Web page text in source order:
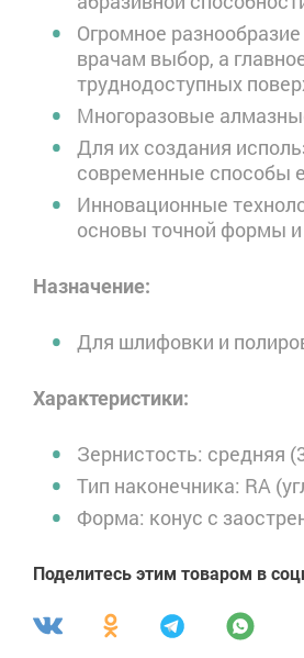
Огромное
врачам выбор, а
труднодоступных
Многоразовые
Для их создания
современные способы
Инновационные
основы точной формы
Назначение:
Для шлифовки и
Характеристики:
Зернистость: средняя
Тип наконечника: RA
Форма: конус с
Поделитесь этим товаром в